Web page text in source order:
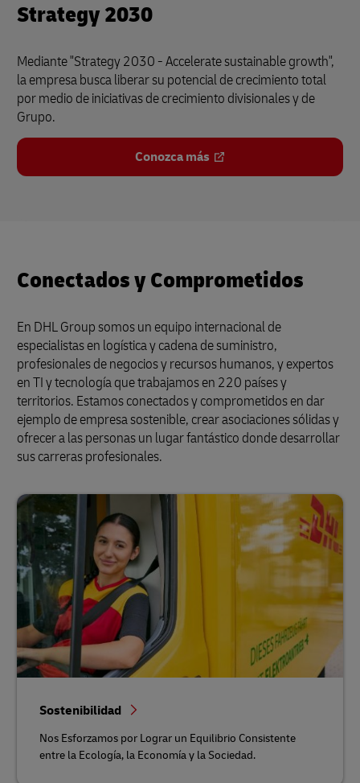
Strategy 2030
Mediante "Strategy 2030 - Accelerate sustainable growth",
la empresa busca liberar su potencial de crecimiento total
por medio de iniciativas de crecimiento divisionales y de
Grupo.
Conozca más
Conectados y Comprometidos
En DHL Group somos un equipo internacional de
especialistas en logística y cadena de suministro,
profesionales de negocios y recursos humanos, y expertos
en TI y tecnología que trabajamos en 220 países y
territorios. Estamos conectados y comprometidos en dar
ejemplo de empresa sostenible, crear asociaciones sólidas y
ofrecer a las personas un lugar fantástico donde desarrollar
sus carreras profesionales.
Sostenibilidad
Nos Esforzamos por Lograr un Equilibrio Consistente
entre la Ecología, la Economía y la Sociedad.